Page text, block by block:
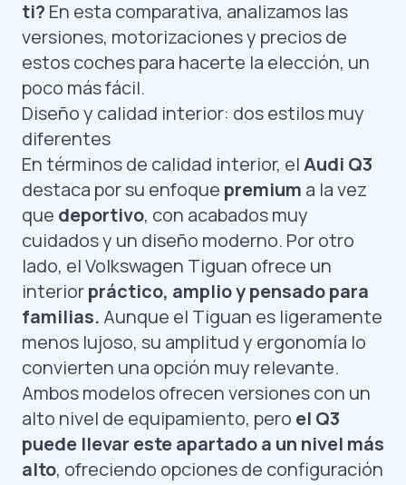
ti? En esta comparativa, analizamos las
versiones, motorizaciones y precios de
estos coches para hacerte la elección, un
poco más fácil.
Diseño y calidad interior: dos estilos muy
diferentes
En términos de calidad interior, elAudi Q3
destaca por su enfoque premium a la vez
que deportivo, con acabados muy
cuidados y un diseño moderno. Por otro
lado, el Volkswagen Tiguan ofrece un
interiorpráctico, amplio y pensado para
familias. Aunque el Tiguan es ligeramente
menos lujoso, su amplitud y ergonomía lo
convierten una opción muy relevante.
Ambos modelos ofrecen versiones con un
alto nivel de equipamiento, pero el Q3
puede llevar este apartado a un nivel más
alto, ofreciendo opciones de configuración